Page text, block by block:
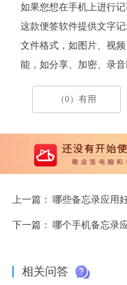
如果您想在手机上进行
这款便签软件提供文字
文件格式，如图片、视
能，如分享、加密、录
（0）有用
上一篇： 哪些备忘录应用
下一篇： 哪个手机备忘录
相关问答